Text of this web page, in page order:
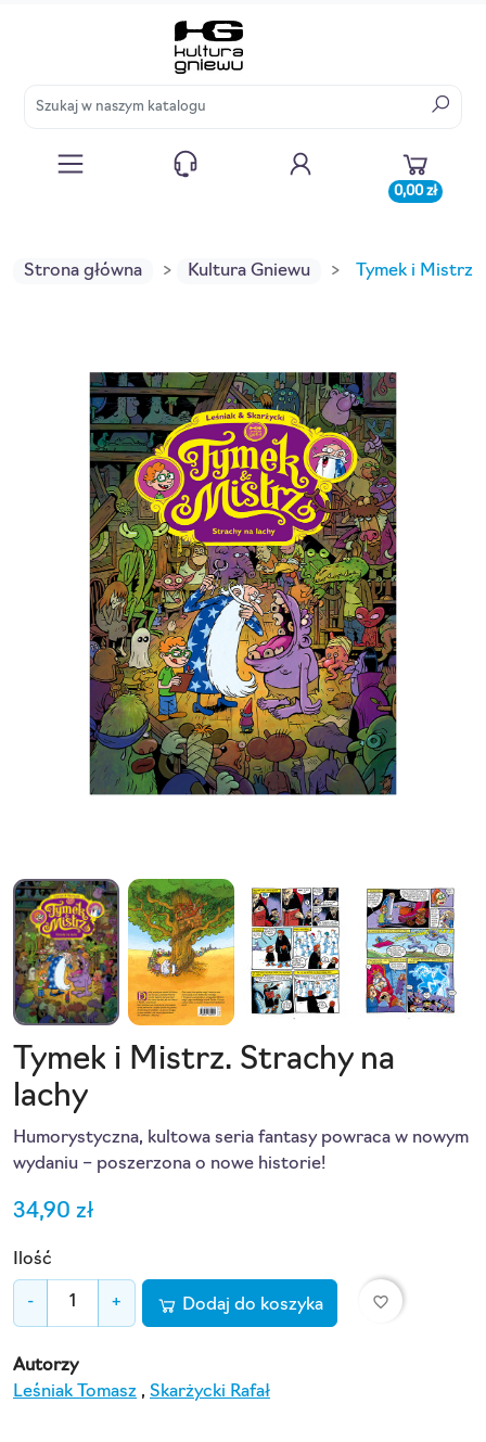
0,00 zł
Strona główna Kultura Gniewu Tymek i Mistrz.
Tymek i Mistrz. Strachy na
lachy
Humorystyczna, kultowa seria fantasy powraca w nowym
wydaniu – poszerzona o nowe historie!
34,90 zł
Ilość
- + Dodaj do koszyka favorite_border
Autorzy
Leśniak Tomasz , Skarżycki Rafał